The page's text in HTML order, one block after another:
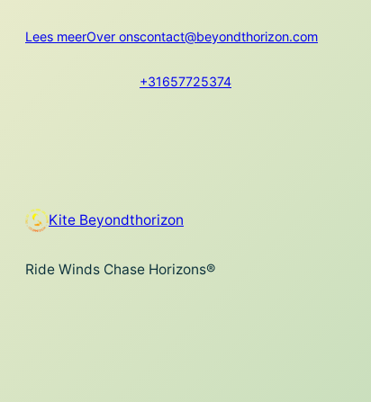
Lees meerOver onscontact@beyondthorizon.com
+31657725374
Kite Beyondthorizon
Ride Winds Chase Horizons®